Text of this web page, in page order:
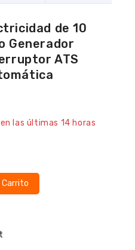
de 10
Generador
ATS
las últimas 14 horas
20 personas tienen en
Carrito